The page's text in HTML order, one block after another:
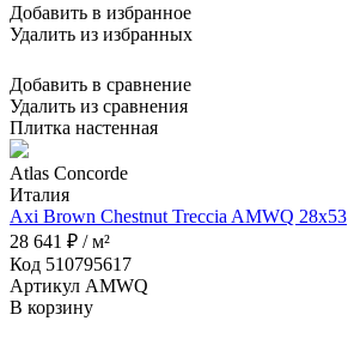
Добавить в избранное
Удалить из избранных
Добавить в сравнение
Удалить из сравнения
Плитка настенная
Atlas Concorde
Италия
Axi Brown Chestnut Treccia AMWQ 28x53
28 641 ₽ / м²
Код 510795617
Артикул AMWQ
В корзину